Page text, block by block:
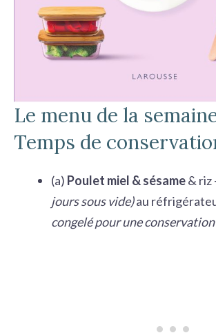
Le menu de la
Temps de
(a) Poulet miel & sésame& riz
jours sous vide)au
congelé pour une